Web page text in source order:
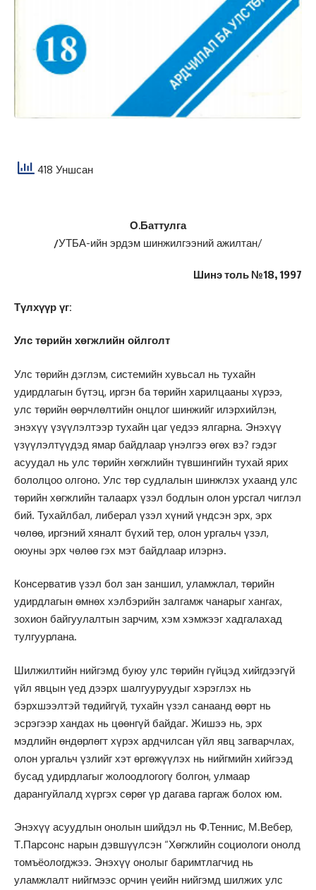
418 Уншсан
О.Баттулга
/УТБА-ийн эрдэм шинжилгээний ажилтан/
Шинэ толь №18, 1997
Түлхүүр үг:
Улс төрийн хөгжлийн ойлголт
Улс төрийн дэглэм, системийн хувьсал нь тухайн
удирдлагын бүтэц, иргэн ба төрийн харилцааны хүрээ,
улс төрийн өөрчлөлтийн онцлог шинжийг илэрхийлэн,
энэхүү үзүүлэлтээр тухайн цаг үедээ ялгарна. Энэхүү
үзүүлэлтүүдэд ямар байдлаар үнэлгээ өгөх вэ? гэдэг
асуудал нь улс төрийн хөгжлийн түвшингийн тухай ярих
бололцоо олгоно. Улс төр судлалын шинжлэх ухаанд улс
төрийн хөгжлийн талаарх үзэл бодлын олон урсгал чиглэл
бий. Тухайлбал, либерал үзэл хүний үндсэн эрх, эрх
чөлөө, иргэний хяналт бүхий тер, олон ургальч үзэл,
оюуны эрх чөлөө гэх мэт байдлаар илэрнэ.
Консерватив үзэл бол зан заншил, уламжлал, төрийн
удирдлагын өмнөх хэлбэрийн залгамж чанарыг хангах,
зохион байгуулалтын зарчим, хэм хэмжээг хадгалахад
тулгуурлана.
Шилжилтийн нийгэмд буюу улс төрийн гүйцэд хийгдээгүй
үйл явцын үед дээрх шалгууруудыг хэрэглэх нь
бэрхшээлтэй төдийгүй, тухайн үзэл санаанд өөрт нь
эсрэгээр хандах нь цөөнгүй байдаг. Жишээ нь, эрх
мэдлийн өндөрлөгт хүрэх ардчилсан үйл явц загварчлах,
олон ургальч үзлийг хэт өргөжүүлэх нь нийгмийн хийгээд
бусад удирдлагыг жолоодлогогү болгон, улмаар
дарангуйлалд хүргэх сөрөг үр дагава гаргаж болох юм.
Энэхүү асуудлын онолын шийдэл нь Ф.Теннис, М.Вебер,
Т.Парсонс нарын дэвшүүлсэн “Хөгжлийн социологи онолд
томъёологджээ. Энэхүү онолыг баримтлагчид нь
уламжлалт нийгмээс орчин үеийн нийгэмд шилжих улс